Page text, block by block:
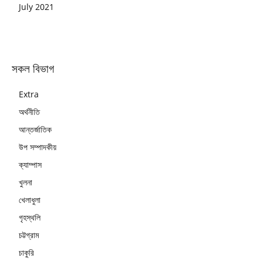
July 2021
সকল বিভাগ
Extra
অর্থনীতি
আন্তর্জাতিক
উপ সম্পাদকীয়
ক্যাম্পাস
খুলনা
খেলাধুলা
গৃহস্থলি
চট্টগ্রাম
চাকুরি